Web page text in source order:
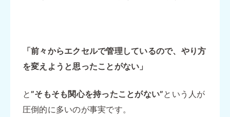
「前々からエクセルで管理しているので、やり方
を変えようと思ったことがない」
と”そもそも関心を持ったことがない”という人が
圧倒的に多いのが事実です。